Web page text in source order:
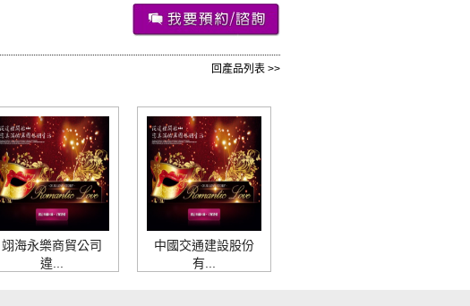
回產品列表 >>
翊海永樂商貿公司
違...
中國交通建設股份
有...